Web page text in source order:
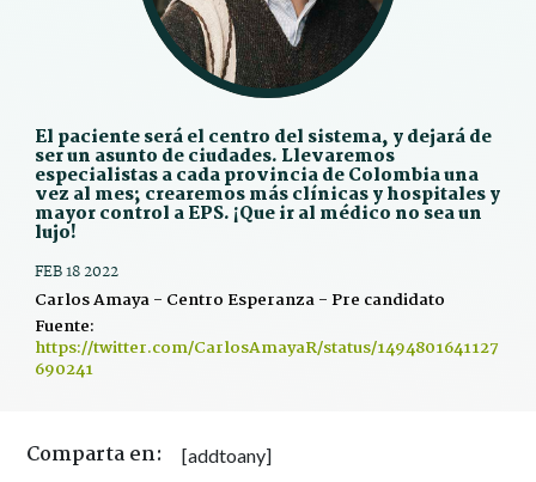
El paciente será el centro del sistema, y dejará de
ser un asunto de ciudades. Llevaremos
especialistas a cada provincia de Colombia una
vez al mes; crearemos más clínicas y hospitales y
mayor control a EPS. ¡Que ir al médico no sea un
lujo!
FEB 18 2022
Carlos Amaya - Centro Esperanza - Pre candidato
Fuente:
https://twitter.com/CarlosAmayaR/status/1494801641127
690241
Comparta en: [addtoany]